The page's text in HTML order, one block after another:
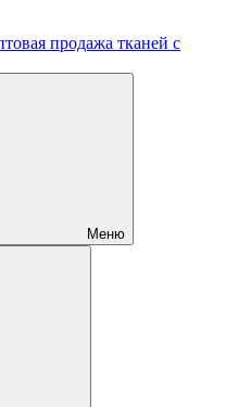
продажа тканей с
Меню